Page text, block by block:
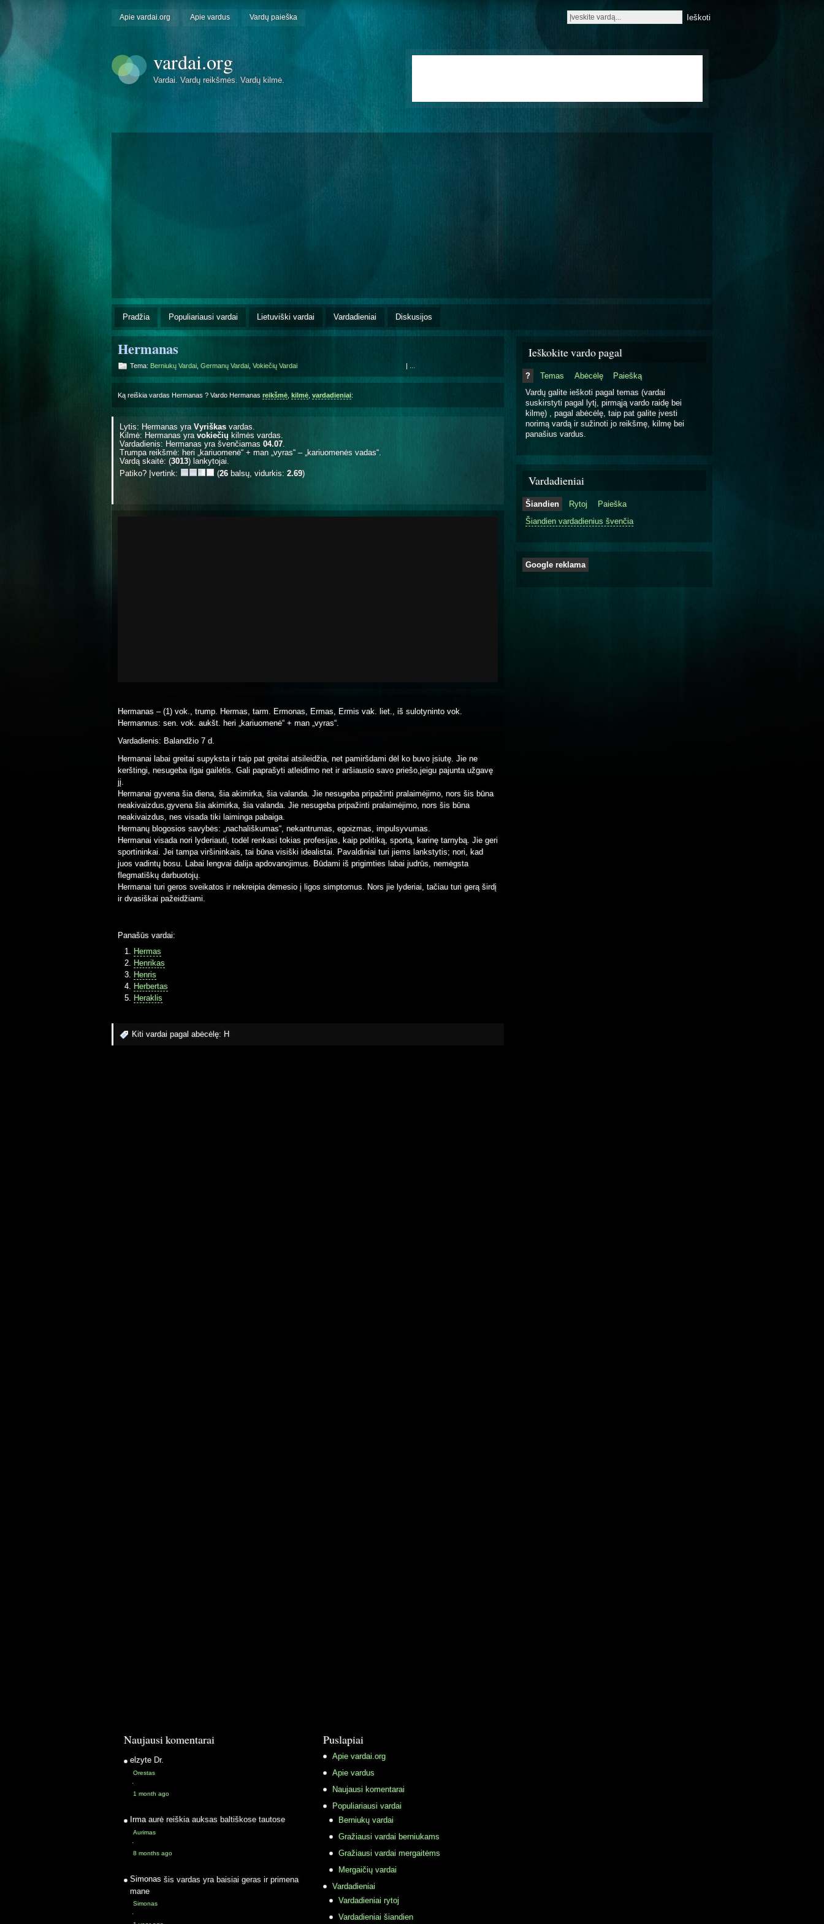
Apie vardai.org Apie vardus Vardų paieška
vardai.org
Vardai. Vardų reikšmės. Vardų kilmė.
Pradžia Populiariausi vardai Lietuviški vardai Vardadieniai Diskusijos
Hermanas
Tema: Berniukų Vardai Germanų Vardai Vokiečių Vardai |
Ką reiškia vardas Hermanas ? Vardo Hermanas reikšmė kilmė vardadieniai:
Lytis: Hermanas yra Vyriškas vardas.
Kilmė: Hermanas yra vokiečių kilmės vardas.
Vardadienis: Hermanas yra švenčiamas 04.07
Trumpa reikšmė: heri „kariuomenė“ + man „vyras“ – „kariuomenės vadas“.
Vardą skaitė: (3013) lankytojai.
Patiko? Įvertink:
(26 balsų, vidurkis: 2.69)
Hermanas – (1) vok., trump. Hermas, tarm. Ermonas, Ermas, Ermis vak. liet., iš sulotyninto vok.
Hermannus: sen. vok. aukšt. heri „kariuomenė“ + man „vyras“.
Vardadienis: Balandžio 7 d.
Hermanai labai greitai supyksta ir taip pat greitai atsileidžia, net pamiršdami dėl ko buvo įsiutę. Jie ne
kerštingi, nesugeba ilgai gailėtis. Gali paprašyti atleidimo net ir aršiausio savo priešo,jeigu pajunta užgavę
jį.
Hermanai gyvena šia diena, šia akimirka, šia valanda. Jie nesugeba pripažinti pralaimėjimo, nors šis būna
neakivaizdus,gyvena šia akimirka, šia valanda. Jie nesugeba pripažinti pralaimėjimo, nors šis būna
neakivaizdus, nes visada tiki laiminga pabaiga.
Hermanų blogosios savybės: „nachališkumas“, nekantrumas, egoizmas, impulsyvumas.
Hermanai visada nori lyderiauti, todėl renkasi tokias profesijas, kaip politiką, sportą, karinę tarnybą. Jie geri
sportininkai. Jei tampa viršininkais, tai būna visiški idealistai. Pavaldiniai turi jiems lankstytis; nori, kad
juos vadintų bosu. Labai lengvai dalija apdovanojimus. Būdami iš prigimties labai judrūs, nemėgsta
flegmatiškų darbuotojų.
Hermanai turi geros sveikatos ir nekreipia dėmesio į ligos simptomus. Nors jie lyderiai, tačiau turi gerą širdį
ir dvasiškai pažeidžiami.
Panašūs vardai:
Hermas
Henrikas
Henris
Herbertas
Heraklis
Kiti vardai pagal abėcėlę: H
Ieškokite vardo pagal
? Temas Abėcėlę
Paiešką
Vardų galite ieškoti pagal temas (vardai
suskirstyti pagal lytį, pirmąją vardo raidę bei
kilmę) , pagal abėcėlę, taip pat galite įvesti
norimą vardą ir sužinoti jo reikšmę, kilmę bei
panašius vardus.
Vardadieniai
Šiandien Rytoj
Paieška
Šiandien vardadienius švenčia
Google reklama
Naujausi komentarai
elzyte Dr.
Orestas
·
1 month ago
Irma aurė reiškia auksas baltiškose tautose
Aurimas
·
8 months ago
Simonas šis vardas yra baisiai geras ir primena
mane
Simonas
·
Puslapiai
Apie vardai.org
Apie vardus
Naujausi komentarai
Populiariausi vardai
Berniukų vardai
Gražiausi vardai berniukams
Gražiausi vardai mergaitėms
Mergaičių vardai
Vardadieniai
Vardadieniai rytoj
Vardadieniai šiandien